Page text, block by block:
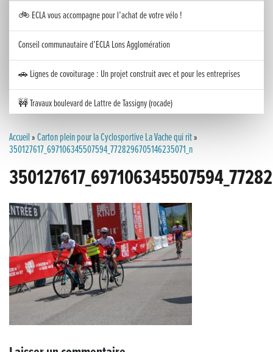
🚲 ECLA vous accompagne pour l’achat de votre vélo !
Conseil communautaire d’ECLA Lons Agglomération
🚗 Lignes de covoiturage : Un projet construit avec et pour les entreprises
🚧 Travaux boulevard de Lattre de Tassigny (rocade)
Inauguration nouvelle station d’épuration (STEP) de Trenal
« France, une histoire d’amour », l’avant-première au Cinéma 4C !
Les Saisons Baroques du Jura 2025
Journée nationale de la Résistance
Dernier coup de pédale pour la Cyclosportive
Accueil»Carton plein pour la Cyclosportive La Vache qui rit»
350127617_697106345507594_7728296705146235071_n